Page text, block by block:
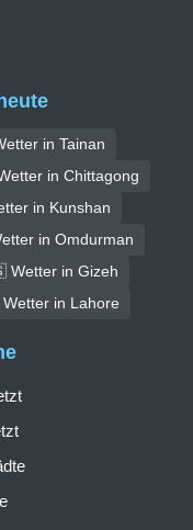
in Tainan
in Chittagong
in Kunshan
in Omdurman
in Gizeh
in Lahore